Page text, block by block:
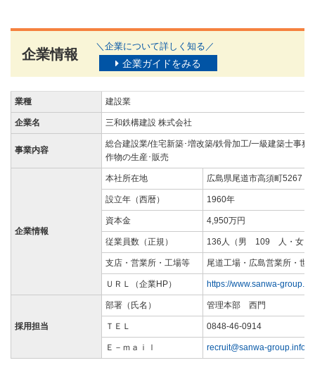
企業情報
＼企業について詳しく知る／
企業ガイドをみる
業種 建設業
企業名 三和鉄構建設 株式会社
事業内容
総合建設業/住宅新築･増改築/鉄骨加工/一級建築士事
作物の生産･販売
企業情報
本社所在地 広島県尾道市高須町5267
設立年（西暦） 1960年
資本金 4,950万円
従業員数（正規） 136人（男 109 人・女
支店・営業所・工場等 尾道工場・広島営業所・世
ＵＲＬ（企業HP） https://www.sanwa-
採用担当
部署（氏名） 管理本部 西門
ＴＥＬ 0848-46-0914
Ｅ－ｍａｉｌ recruit@sanwa-group.info